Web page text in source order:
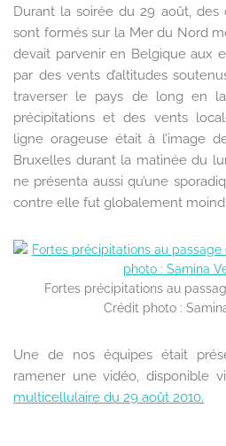
Durant la soirée du 29 août, des
sont formés sur la Mer du Nord
devait parvenir en Belgique aux
par des vents d’altitudes
traverser le pays de long en
précipitations et des vents
ligne orageuse était à l’image
Bruxelles durant la matinée du
ne présenta aussi qu’une
contre elle fut globalement
Fortes précipitations au
Crédit photo :
Une de nos équipes était
ramener une vidéo, disponible
multicellulaire du 29 août 2010.